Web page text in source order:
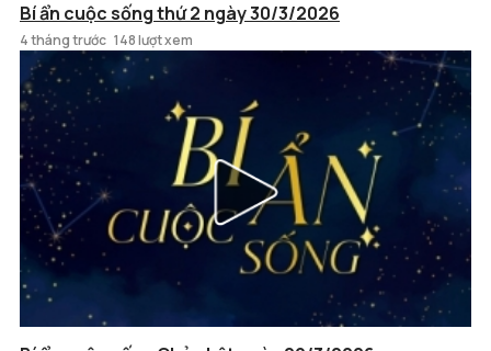
Bí ẩn cuộc sống thứ 2 ngày 30/3/2026
4 tháng trước 148 lượt xem